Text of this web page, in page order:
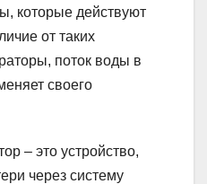
которые действуют
от таких
поток воды в
своего
– это устройство,
через систему